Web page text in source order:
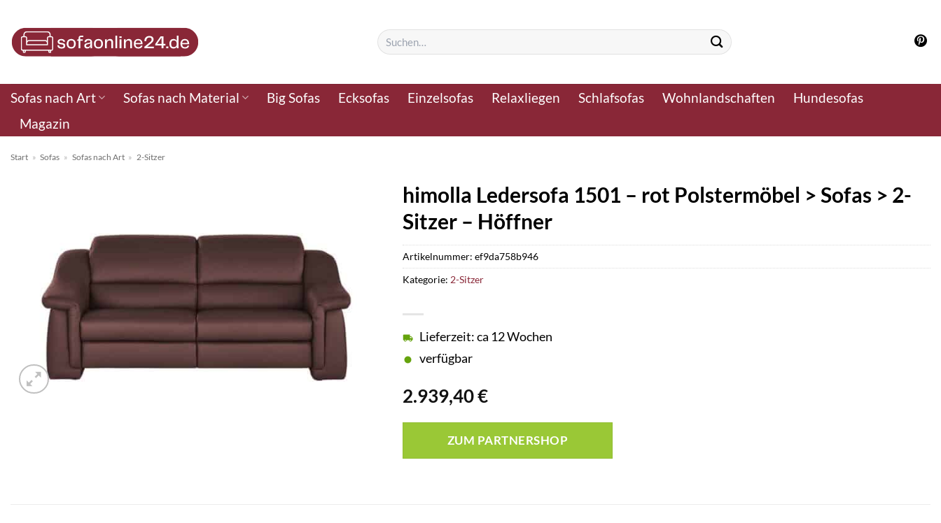
Inhalt
springen
Suchen
nach:
Sofas nach Art Sofas nach Material Big Sofas Ecksofas Einzelsofas Relaxliegen Schlafsofas Wohnlandschaften
Hundesofas
Magazin
Start » Sofas » Sofas nach Art » 2-Sitzer
himolla Ledersofa 1501 – rot Polstermöbel > Sofas > 2-
Sitzer – Höffner
2.939,40€
Lieferzeit: ca 12 Wochen
verfügbar
ZUM PARTNERSHOP
Artikelnummer: ef9da758b946
Kategorie: 2-Sitzer